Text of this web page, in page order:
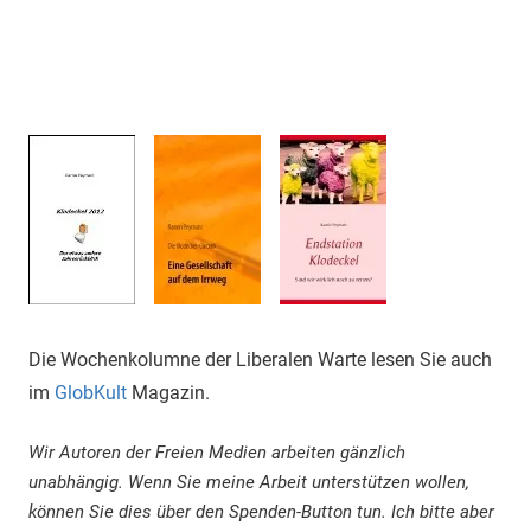
Die Wochenkolumne der Liberalen Warte lesen Sie auch
im GlobKult Magazin.
Wir Autoren der Freien Medien arbeiten gänzlich
unabhängig. Wenn Sie meine Arbeit unterstützen wollen,
können Sie dies über den Spenden-Button tun. Ich bitte aber